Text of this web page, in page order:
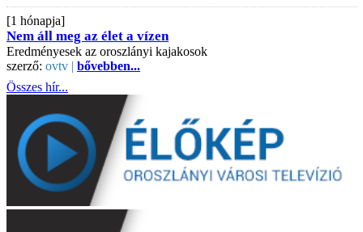
[1 hónapja]
Nem áll meg az élet a vízen
Eredményesek az oroszlányi kajakosok
szerző: ovtv | bővebben...
Összes hír...